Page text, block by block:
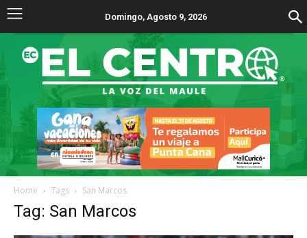
Domingo, Agosto 9, 2026
Home Tags San Marcos
Tag: San Marcos